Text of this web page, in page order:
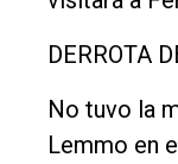
DERROTA
No tuvo la
Lemmo en